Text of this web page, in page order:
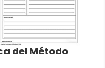
del Método